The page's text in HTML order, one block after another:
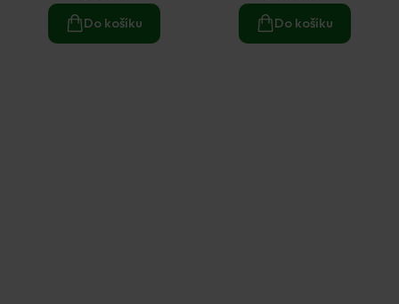
Do košíku Do košíku